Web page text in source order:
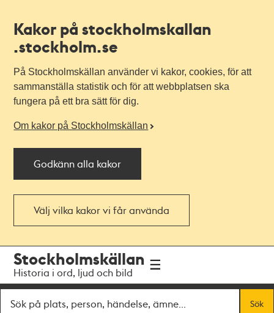
Kakor på stockholmskallan
.stockholm.se
På Stockholmskällan använder vi kakor, cookies, för att
sammanställa statistik och för att webbplatsen ska
fungera på ett bra sätt för dig.
Om kakor på Stockholmskällan
Godkänn alla kakor
Välj vilka kakor vi får använda
navigationen
huvudinnehållet
Stockholmskällan
Historia i ord, ljud och bild
Sök